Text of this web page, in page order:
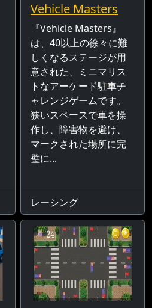
Vehicle Masters
『Vehicle Masters』
は、40以上の徐々に難
しくなるステージが用
意された、ミニマリス
トなアーケード駐車チ
ャレンジゲームです。
狭いスペースで車を操
作し、障害物を避け、
マークされた場所に完
璧に...
レーシング